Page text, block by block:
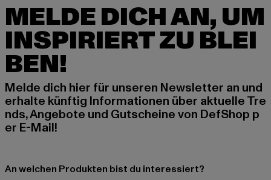
MELDE DICH AN, UM
INSPIRIERT ZU BLEI
BEN!
Melde dich hier für unseren Newsletter an und
erhalte künftig Informationen über aktuelle Tre
nds, Angebote und Gutscheine von DefShop p
er E-Mail!
An welchen Produkten bist du interessiert?